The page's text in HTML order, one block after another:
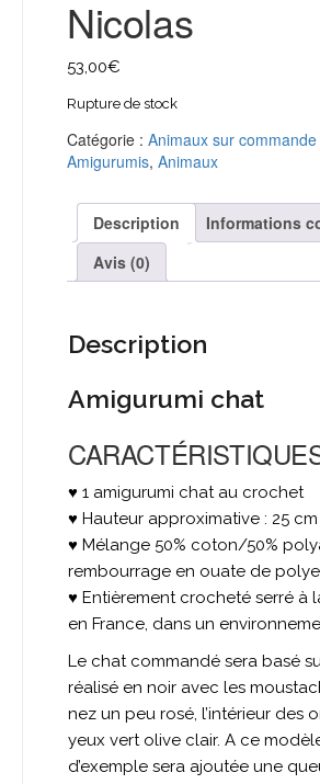
Nicolas
53,00€
Rupture de stock
Catégorie : Animaux sur commande
Amigurumis, Animaux
Description
Informations
Avis (0)
Description
Amigurumi chat
♥ 1 amigurumi chat au crochet
♥ Hauteur approximative : 25 cm
♥ Mélange 50% coton/50%
rembourrage en ouate de
♥ Entièrement crocheté serré à
en France, dans un
Le chat commandé sera basé
réalisé en noir avec les
nez un peu rosé, l’intérieur des
yeux vert olive clair. A ce
d’exemple sera ajoutée une